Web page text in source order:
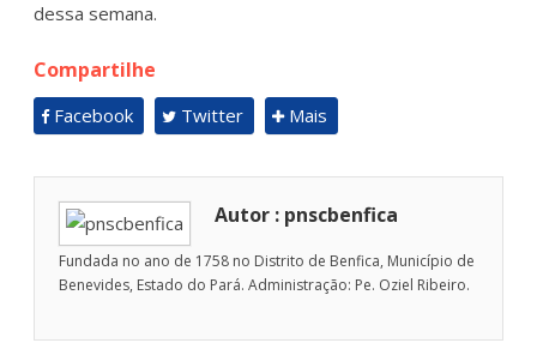
dessa semana.
Compartilhe
Facebook Twitter Mais
Autor : pnscbenfica
Fundada no ano de 1758 no Distrito de Benfica, Município de
Benevides, Estado do Pará. Administração: Pe. Oziel Ribeiro.